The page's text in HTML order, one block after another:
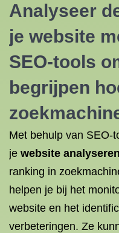
Analyseer
je website
SEO-tools
begrijpen
Met behulp van SEO-
je website analyseren
ranking in
helpen je bij het
website en het
verbeteringen. Ze